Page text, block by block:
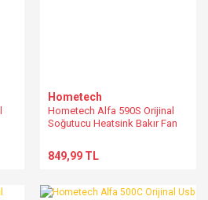
Hometech
Hometech Alfa 590S Orijinal
Soğutucu Heatsink Bakır Fan
849,99 TL